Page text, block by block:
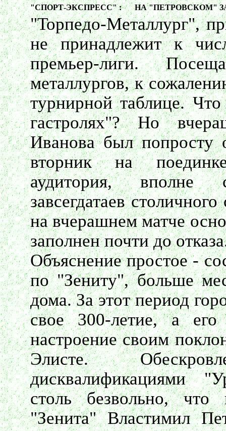
"СПОРТ-ЭКСПРЕСС" : НА "ПЕТРОВСКОМ"
"Торпедо-Металлург",
не принадлежит к
премьер-лиги.
металлургов, к
турнирной таблице.
гастролях"? Но
Иванова был попросту
вторник на
аудитория, вполне
завсегдатаев
на вчерашнем матче
заполнен почти до
Объяснение простое -
по "Зениту", больше
дома. За этот период
свое 300-летие, а
настроение своим
Элисте.
дисквалификациями
столь безвольно, что
"Зенита" Властимил